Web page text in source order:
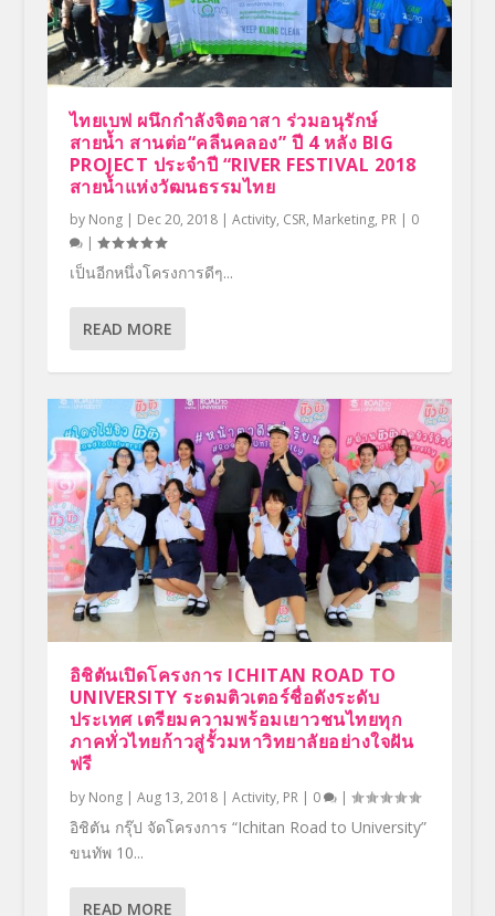
ไทยเบฟ ผนึกกำลังจิตอาสา ร่วมอนุรักษ์
สายน้ำ สานต่อ“คลีนคลอง” ปี 4 หลัง BIG
PROJECT ประจำปี “RIVER FESTIVAL 2018
สายน้ำแห่งวัฒนธรรมไทย
by Nong| Dec 20, 2018| Activity, CSR, Marketing, PR| 0
|
เป็นอีกหนึ่งโครงการดีๆ...
READ MORE
อิชิตันเปิดโครงการ ICHITAN ROAD TO
UNIVERSITY ระดมติวเตอร์ชื่อดังระดับ
ประเทศ เตรียมความพร้อมเยาวชนไทยทุก
ภาคทั่วไทยก้าวสู่รั้วมหาวิทยาลัยอย่างใจฝัน
ฟรี
by Nong| Aug 13, 2018| Activity, PR| 0 |
อิชิตัน กรุ๊ป จัดโครงการ “Ichitan Road to University”
ขนทัพ 10...
READ MORE